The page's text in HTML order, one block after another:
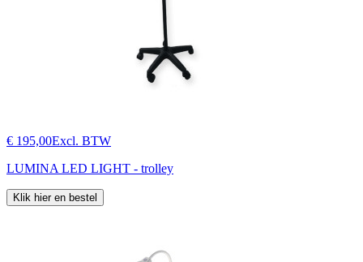
€ 195,00Excl. BTW
LUMINA LED LIGHT - trolley
Klik hier en bestel